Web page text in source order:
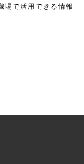
場で活用できる情報